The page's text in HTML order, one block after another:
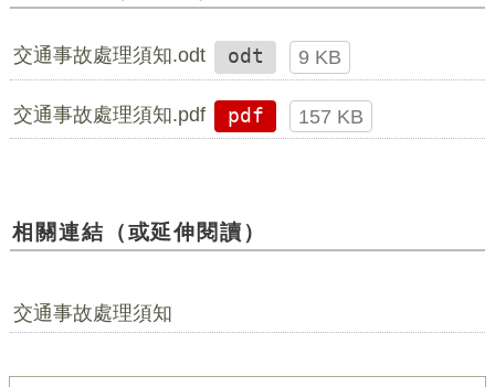
交通事故處理須知.odt odt 9 KB
交通事故處理須知.pdf pdf 157 KB
相關連結（或延伸閱讀）
交通事故處理須知